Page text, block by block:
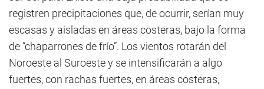
registren precipitaciones que, de ocurrir, serían muy
escasas y aisladas en áreas costeras, bajo la forma
de “chaparrones de frío”. Los vientos rotarán del
Noroeste al Suroeste y se intensificarán a algo
fuertes, con rachas fuertes, en áreas costeras,